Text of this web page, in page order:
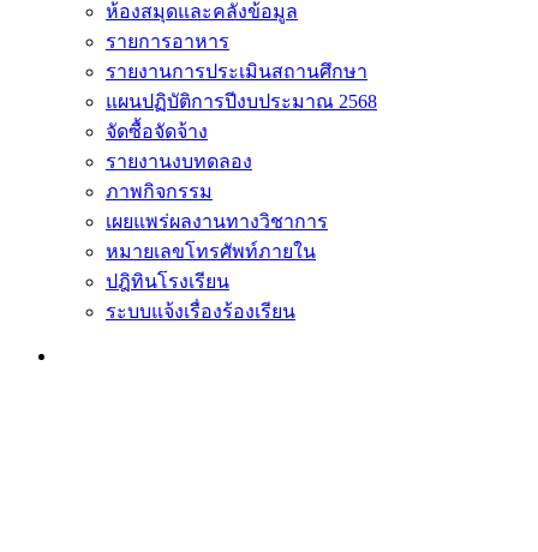
ห้องสมุดและคลังข้อมูล
รายการอาหาร
รายงานการประเมินสถานศึกษา
แผนปฏิบัติการปีงบประมาณ 2568
จัดซื้อจัดจ้าง
รายงานงบทดลอง
ภาพกิจกรรม
เผยแพร่ผลงานทางวิชาการ
หมายเลขโทรศัพท์ภายใน
ปฎิทินโรงเรียน
ระบบแจ้งเรื่องร้องเรียน